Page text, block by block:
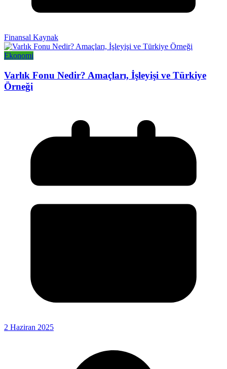
Finansal Kaynak
Ekonomi
Varlık Fonu Nedir? Amaçları, İşleyişi ve Türkiye
Örneği
2 Haziran 2025